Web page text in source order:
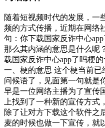
随着短视频时代的发展，一
频的方式传播，近期在网络
句：你下载国家反诈中心
那么其内涵的意思是什么呢
载国家反诈中心app了吗梗
一、梗的意思 这个梗当前
问候语了，见面第一句就是
早是一位网络主播为了宣传
上找到了一种新的宣传方式
除了让对方下载这个软件之
麦的时候也做一下宣传，就